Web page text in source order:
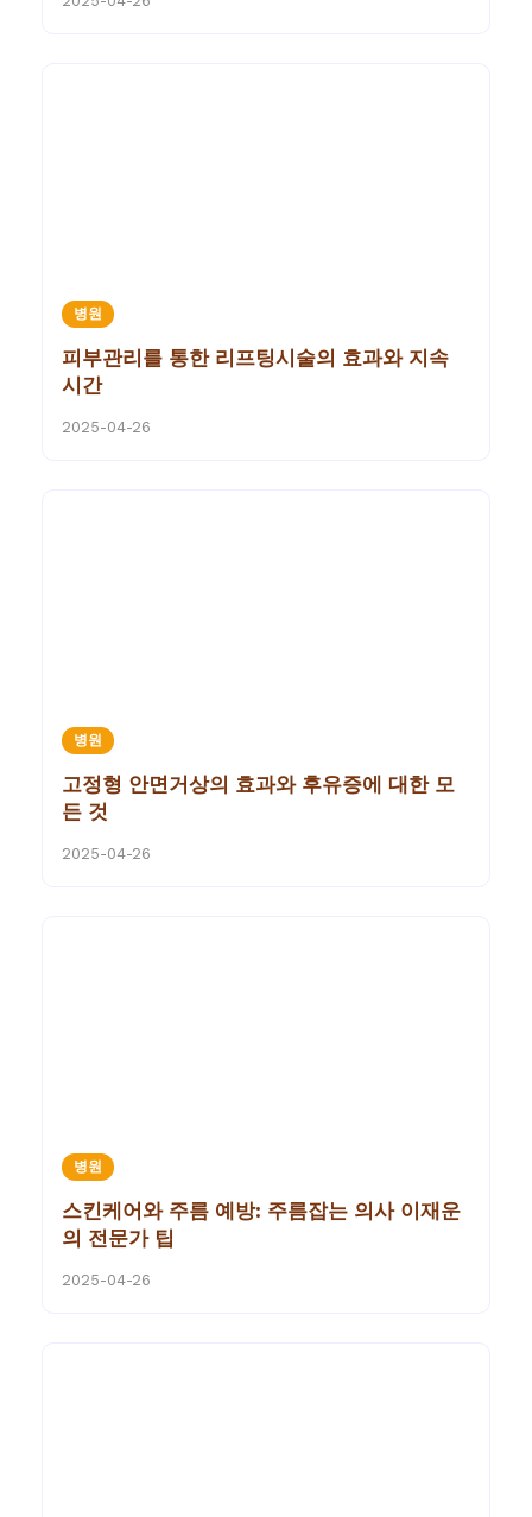
병원
피부관리를 통한 리프팅시술의 효과와 지속
시간
2025-04-26
병원
고정형 안면거상의 효과와 후유증에 대한 모
든 것
2025-04-26
병원
스킨케어와 주름 예방: 주름잡는 의사 이재운
의 전문가 팁
2025-04-26